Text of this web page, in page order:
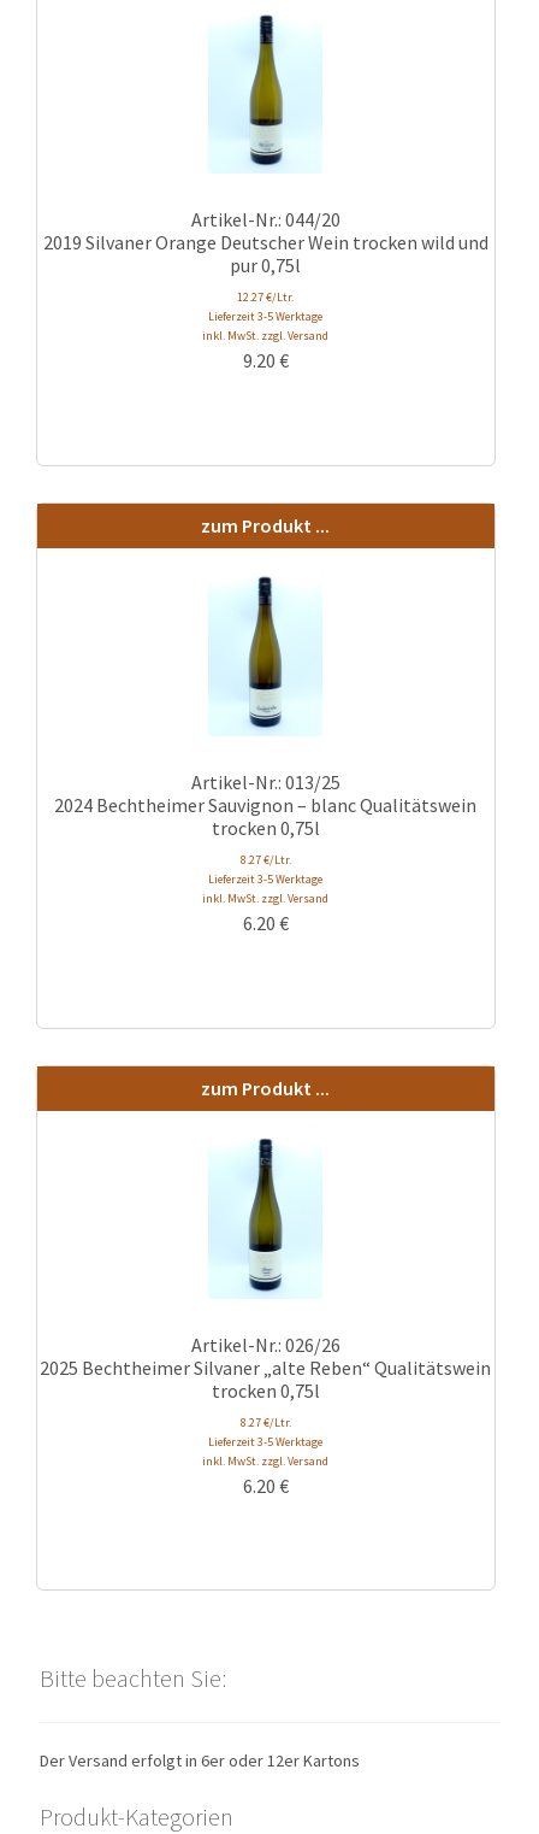
Artikel-Nr.: 044/20
2019 Silvaner Orange Deutscher Wein trocken wild und
pur 0,75l
12.27 €/Ltr.
Lieferzeit 3-5 Werktage
inkl. MwSt. zzgl. Versand
9.20 €
Artikel-Nr.: 013/25
2024 Bechtheimer Sauvignon – blanc Qualitätswein
trocken 0,75l
8.27 €/Ltr.
Lieferzeit 3-5 Werktage
inkl. MwSt. zzgl. Versand
6.20 €
zum Produkt ...
Artikel-Nr.: 026/26
2025 Bechtheimer Silvaner „alte Reben“ Qualitätswein
trocken 0,75l
8.27 €/Ltr.
Lieferzeit 3-5 Werktage
inkl. MwSt. zzgl. Versand
6.20 €
zum Produkt ...
Bitte beachten Sie:
Der Versand erfolgt in 6er oder 12er Kartons
Produkt-Kategorien